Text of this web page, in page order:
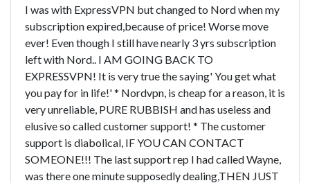
I was with ExpressVPN but changed to Nord when my
subscription expired,because of price! Worse move
ever! Even though I still have nearly 3 yrs subscription
left with Nord.. I AM GOING BACK TO
EXPRESSVPN! It is very true the saying' You get what
you pay for in life!' * Nordvpn, is cheap for a reason, it is
very unreliable, PURE RUBBISH and has useless and
elusive so called customer support! * The customer
support is diabolical, IF YOU CAN CONTACT
SOMEONE!!! The last support rep I had called Wayne,
was there one minute supposedly dealing,THEN JUST